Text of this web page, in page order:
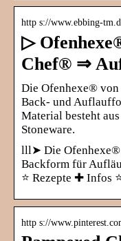
http s://www.ebbing-
▷
Chef® ⇒
Die Ofenhexe® von
Back- und
Material besteht
Stoneware.
lll➤ Die Ofenhexe®
Backform für
⭐ Rezepte ✚ Infos
http s://